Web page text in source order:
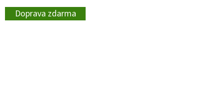
Doprava zdarma